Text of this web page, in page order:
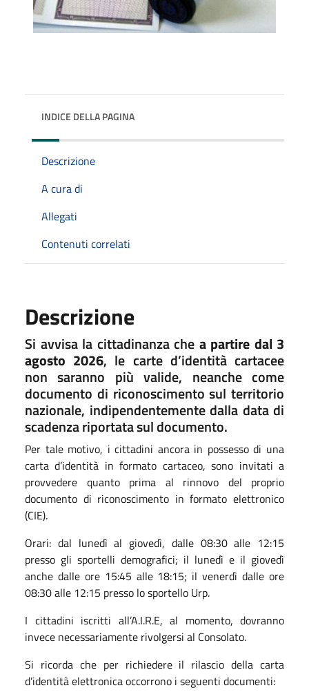
INDICE DELLA PAGINA
Descrizione
A cura di
Allegati
Contenuti correlati
Descrizione
Si avvisa la cittadinanza che a partire dal 3
agosto 2026, le carte d’identità cartacee
non saranno più valide, neanche come
documento di riconoscimento sul territorio
nazionale, indipendentemente dalla data di
scadenza riportata sul documento.
Per tale motivo, i cittadini ancora in possesso di una
carta d’identità in formato cartaceo, sono invitati a
provvedere quanto prima al rinnovo del proprio
documento di riconoscimento in formato elettronico
(CIE).
Orari: dal lunedì al giovedì, dalle 08:30 alle 12:15
presso gli sportelli demografici; il lunedì e il giovedì
anche dalle ore 15:45 alle 18:15; il venerdì dalle ore
08:30 alle 12:15 presso lo sportello Urp.
I cittadini iscritti all’A.I.R.E, al momento, dovranno
invece necessariamente rivolgersi al Consolato.
Si ricorda che per richiedere il rilascio della carta
d’identità elettronica occorrono i seguenti documenti: